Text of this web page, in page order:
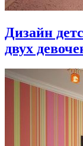
Дизайн
двух